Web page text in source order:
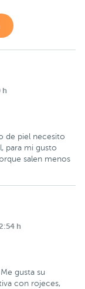
h
de piel necesito
para mi gusto
salen menos
h
gusta su
con rojeces,